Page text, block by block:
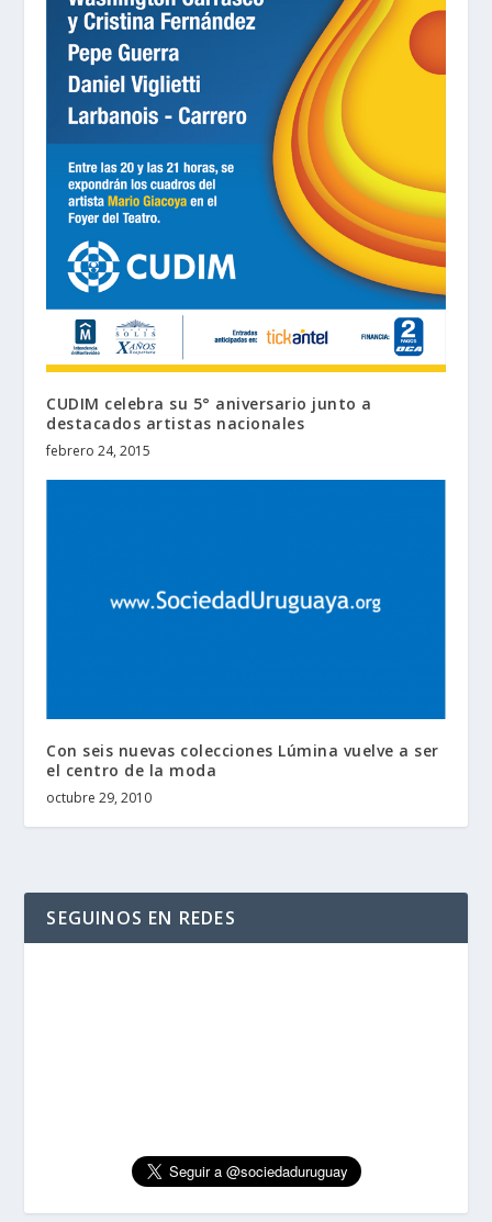
CUDIM celebra su 5° aniversario junto a
destacados artistas nacionales
febrero 24, 2015
Con seis nuevas colecciones Lúmina vuelve a ser
el centro de la moda
octubre 29, 2010
SEGUINOS EN REDES